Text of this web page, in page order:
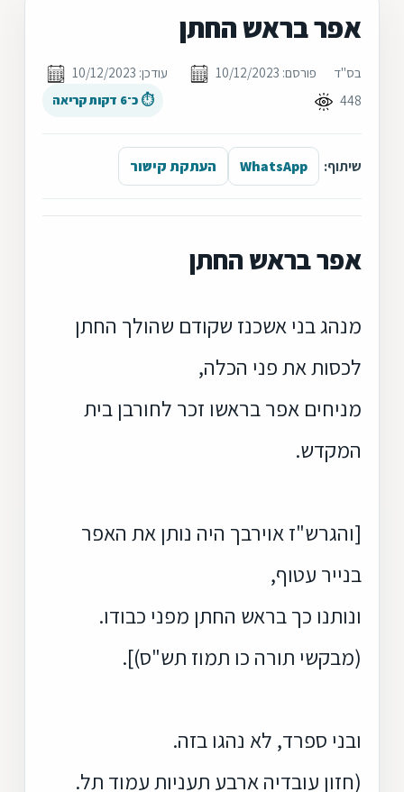
אפר בראש החתן
בס"ד פורסם: 10/12/2023
עודכן: 10/12/2023
448
⏱ כ־6 דקות קריאה
שיתוף: WhatsApp העתקת קישור
אפר בראש החתן
מנהג בני אשכנז שקודם שהולך החתן
לכסות את פני הכלה,
מניחים אפר בראשו זכר לחורבן בית
המקדש.
[והגרש"ז אוירבך היה נותן את האפר
בנייר עטוף,
ונותנו כך בראש החתן מפני כבודו.
(מבקשי תורה כו תמוז תש"ס)].
ובני ספרד, לא נהגו בזה.
(חזון עובדיה ארבע תעניות עמוד תל.